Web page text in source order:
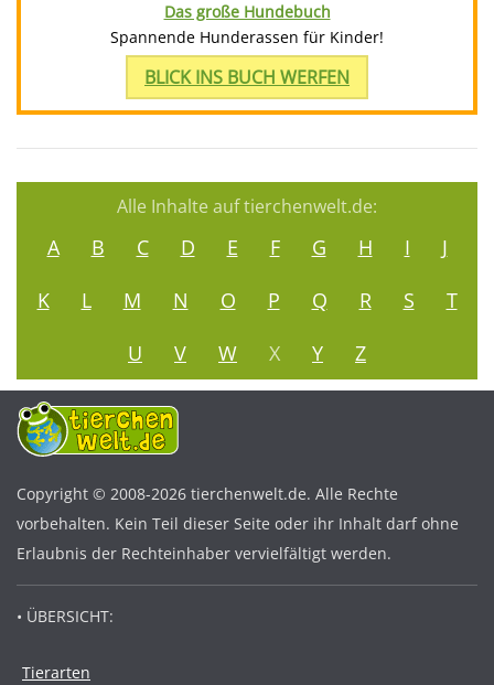
Das große Hundebuch
Spannende Hunderassen für Kinder!
BLICK INS BUCH WERFEN
Alle Inhalte auf tierchenwelt.de:
A B C D E F G H I
J
K
L M N O P Q R S
T
U
V W X Y Z
Copyright © 2008-2026 tierchenwelt.de. Alle Rechte
vorbehalten. Kein Teil dieser Seite oder ihr Inhalt darf ohne
Erlaubnis der Rechteinhaber vervielfältigt werden.
• ÜBERSICHT:
Tierarten